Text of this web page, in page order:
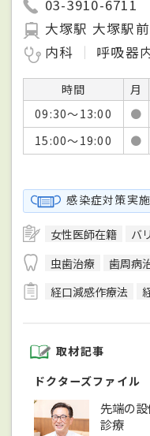
03-3910-6711
大塚駅 大塚駅
内科
呼吸器
時間 月
09:30～13:00
●
15:00～19:00
●
感染症対策実施
女性医師在籍 バ
虫歯治療
歯周病
経口減感作療法
取材記事
ドクターズファイル
先端の
診療